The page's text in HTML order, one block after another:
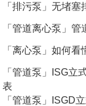
「排污泵」无堵
「管道离心泵」
「离心泵」如何
「管道泵」ISG立
表
「管道泵」ISGD